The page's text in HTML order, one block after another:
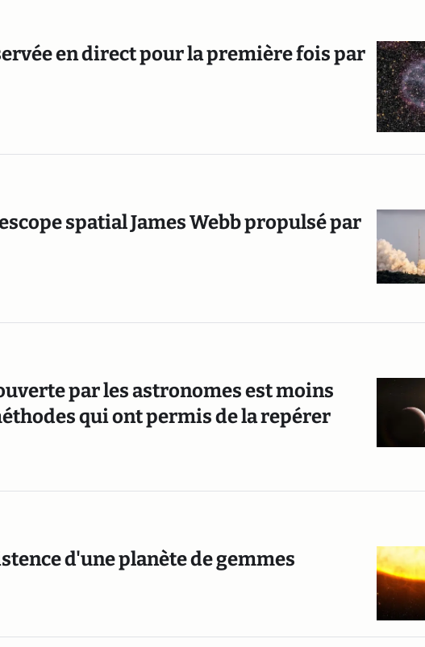
en direct pour la première fois par
spatial James Webb propulsé par
par les astronomes est moins
qui ont permis de la repérer
d'une planète de gemmes